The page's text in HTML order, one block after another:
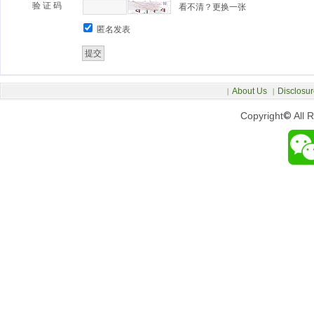
验 证 码 看不清？更换一张
匿名发表
Copyright© All
| About Us |